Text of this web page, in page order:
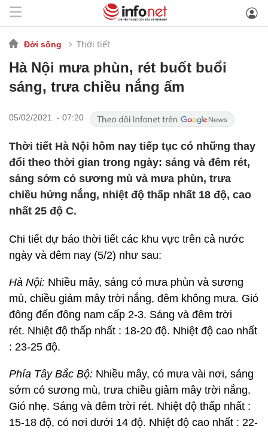
Đời sống Thời tiết
Hà Nội mưa phùn, rét buốt buổi
sáng, trưa chiều nắng ấm
05/02/2021 - 07:20
Thời tiết Hà Nội hôm nay tiếp tục có những thay
đổi theo thời gian trong ngày: sáng và đêm rét,
sáng sớm có sương mù và mưa phùn, trưa
chiều hửng nắng, nhiệt độ thấp nhất 18 độ, cao
nhất 25 độ C.
Chi tiết dự báo thời tiết các khu vực trên cả nước
ngày và đêm nay (5/2) như sau:
Hà Nội: Nhiều mây, sáng có mưa phùn và sương
mù, chiều giảm mây trời nắng, đêm không mưa. Gió
đông đến đông nam cấp 2-3. Sáng và đêm trời
rét. Nhiệt độ thấp nhất : 18-20 độ. Nhiệt độ cao nhất
: 23-25 độ.
Phía Tây Bắc Bộ: Nhiều mây, có mưa vài nơi, sáng
sớm có sương mù, trưa chiều giảm mây trời nắng.
Gió nhẹ. Sáng và đêm trời rét. Nhiệt độ thấp nhất :
15-18 độ, có nơi dưới 14 độ. Nhiệt độ cao nhất : 22-